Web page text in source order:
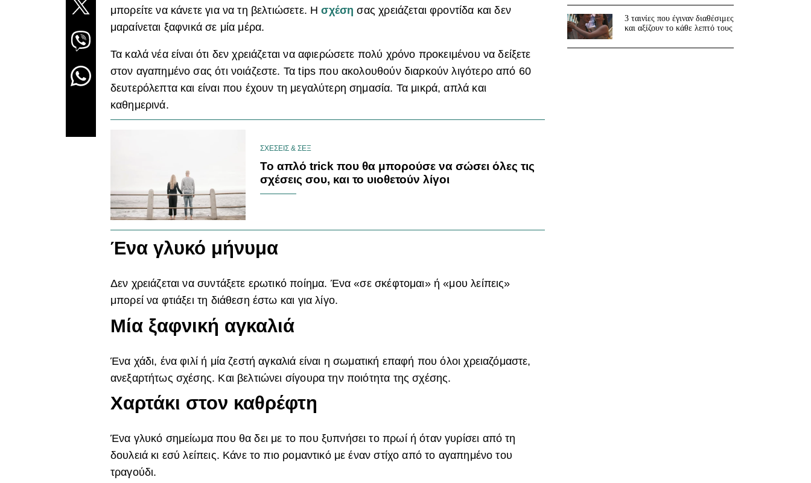
μπορείτε να κάνετε για να τη βελτιώσετε. Ησχέση σας χρειάζεται φροντίδα και δεν
μαραίνεται ξαφνικά σε μία μέρα.
Τα καλά νέα είναι ότι δεν χρειάζεται να αφιερώσετε πολύ χρόνο προκειμένου να δείξετε
στον αγαπημένο σας ότι νοιάζεστε. Τα tips που ακολουθούν διαρκούν λιγότερο από 60
δευτερόλεπτα και είναι που έχουν τη μεγαλύτερη σημασία. Τα μικρά, απλά και
καθημερινά.
ΣΧΕΣΕΙΣ & ΣΕΞ
Το απλό trick που θα μπορούσε να σώσει όλες τις
σχέσεις σου, και το υιοθετούν λίγοι
Ένα γλυκό μήνυμα
Δεν χρειάζεται να συντάξετε ερωτικό ποίημα. Ένα «σε σκέφτομαι» ή «μου λείπεις»
μπορεί να φτιάξει τη διάθεση έστω και για λίγο.
Μία ξαφνική αγκαλιά
Ένα χάδι, ένα φιλί ή μία ζεστή αγκαλιά είναι η σωματική επαφή που όλοι χρειαζόμαστε,
ανεξαρτήτως σχέσης. Και βελτιώνει σίγουρα την ποιότητα της σχέσης.
Χαρτάκι στον καθρέφτη
Ένα γλυκό σημείωμα που θα δει με το που ξυπνήσει το πρωί ή όταν γυρίσει από τη
δουλειά κι εσύ λείπεις. Κάνε το πιο ρομαντικό με έναν στίχο από το αγαπημένο του
τραγούδι.
3 ταινίες που έγιναν διαθέσιμες
και αξίζουν το κάθε λεπτό τους